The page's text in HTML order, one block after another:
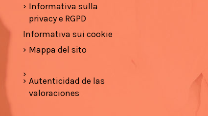
Informativa sulla
privacy e RGPD
Informativa sui cookie
Mappa del sito
Autenticidad de las
valoraciones